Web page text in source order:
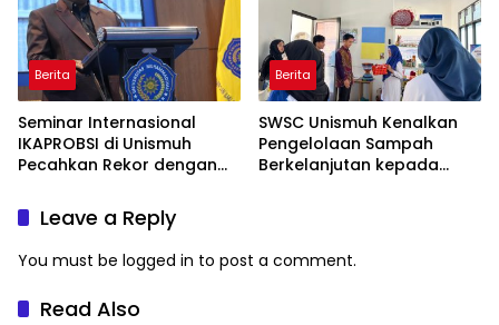
Berita
Seminar Internasional
IKAPROBSI di Unismuh
Pecahkan Rekor dengan
Berita
SWSC Unismuh Kenalkan
Pengelolaan Sampah
Berkelanjutan kepada
Leave a Reply
You must be logged in to post a comment.
Read Also